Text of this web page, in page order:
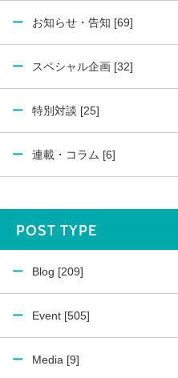
お知らせ・告知 [69]
スペシャル企画 [32]
特別対談 [25]
連載・コラム [6]
POST TYPE
Blog [209]
Event [505]
Media [9]